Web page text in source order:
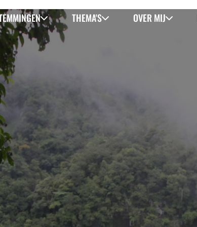
THEMA'S OVER MIJ